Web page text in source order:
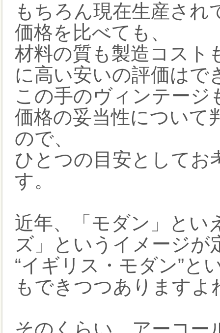
もちろん現在生産され
価格を比べても、
材料の質も製造コスト
に高い安いの評価はで
この手のヴィンテージ
価格の妥当性について
ので、
ひとつの目安としてお
す。
近年、「モダン」とい
ズ」というイメージが
“イギリス・モダン”と
もできつつありますよ